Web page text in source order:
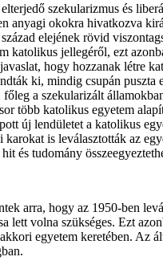
szekularizmus és
anyagi okokra hivatkozva
elejének rövid
katolikus jellegéről, ezt
hogy hozzanak létre
ki, mindig csupán puszta
a szekularizált
több katolikus egyetem
új lendületet a katolikus
is leválasztották az
és tudomány
arra, hogy az 1950-ben
lett volna szükséges. Ezt
egyetem keretében.